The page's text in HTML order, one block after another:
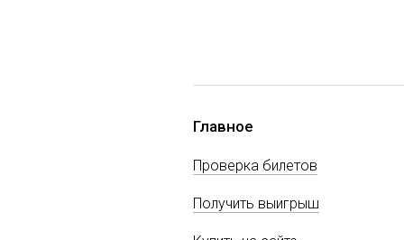
Главное
Проверка билетов
Получить выигрыш